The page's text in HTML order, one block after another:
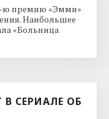
ю премию «Эмми»
Наибольшее
«Больница
СЕРИАЛЕ ОБ